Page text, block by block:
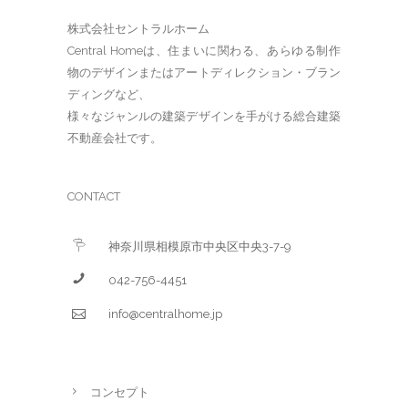
株式会社セントラルホーム
Central Homeは、住まいに関わる、あらゆる制作
物のデザインまたはアートディレクション・ブラン
ディングなど、
様々なジャンルの建築デザインを手がける総合建築
不動産会社です。
CONTACT
神奈川県相模原市中央区中央3-7-9
042-756-4451
info@centralhome.jp
コンセプト